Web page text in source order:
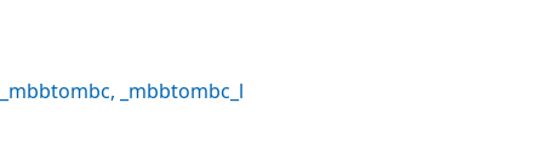
_mbbtombc, _mbbtombc_l